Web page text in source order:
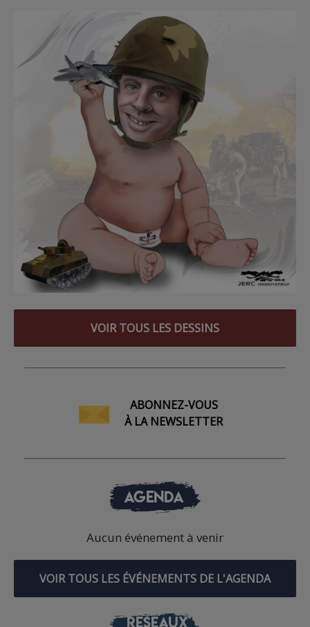
VOIR TOUS LES DESSINS
ABONNEZ-VOUS
À LA NEWSLETTER
AGENDA
Aucun événement à venir
VOIR TOUS LES ÉVÉNEMENTS DE L'AGENDA
RÉSEAUX